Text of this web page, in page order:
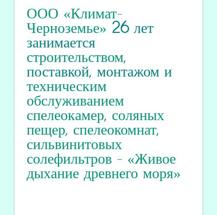
ООО «Климат-
Черноземье» 26лет
занимается
строительством,
поставкой, монтажом и
техническим
обслуживанием
спелеокамер, соляных
пещер, спелеокомнат,
сильвинитовых
солефильтров - «Живое
дыхание древнего моря»